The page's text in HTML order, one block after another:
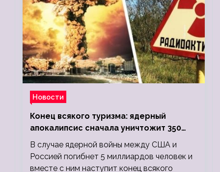
Новости
Конец всякого туризма: ядерный
апокалипсис сначала уничтожит 350
миллионов, а потом 5 миллиардов
людей
В случае ядерной войны между США и
Россией погибнет 5 миллиардов человек и
вместе с ним наступит конец всякого